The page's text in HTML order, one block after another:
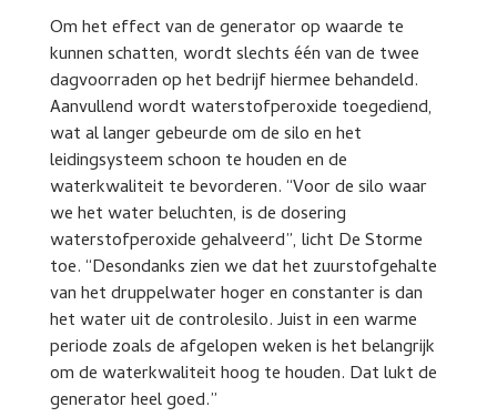
Om het effect van de generator op waarde te
kunnen schatten, wordt slechts één van de twee
dagvoorraden op het bedrijf hiermee behandeld.
Aanvullend wordt waterstofperoxide toegediend,
wat al langer gebeurde om de silo en het
leidingsysteem schoon te houden en de
waterkwaliteit te bevorderen. “Voor de silo waar
we het water beluchten, is de dosering
waterstofperoxide gehalveerd”, licht De Storme
toe. “Desondanks zien we dat het zuurstofgehalte
van het druppelwater hoger en constanter is dan
het water uit de controlesilo. Juist in een warme
periode zoals de afgelopen weken is het belangrijk
om de waterkwaliteit hoog te houden. Dat lukt de
generator heel goed.”